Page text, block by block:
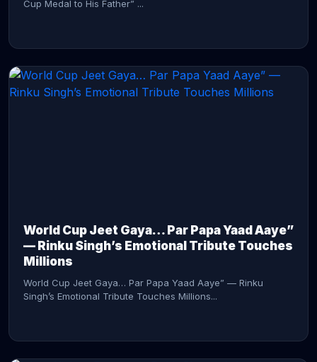
Cup Medal to His Father” ...
World Cup Jeet Gaya… Par Papa Yaad Aaye”
— Rinku Singh’s Emotional Tribute Touches
Millions
World Cup Jeet Gaya… Par Papa Yaad Aaye” — Rinku
Singh’s Emotional Tribute Touches Millions...